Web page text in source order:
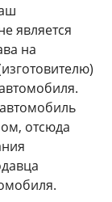
является
на
отсюда